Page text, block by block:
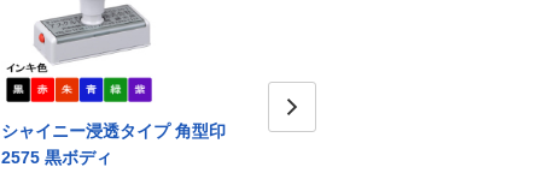
シャイニー浸透タイプ 角型印
2575 黒ボディ
シャイニー浸透タイプ 角型印